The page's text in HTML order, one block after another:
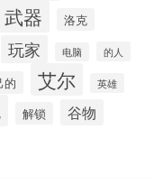
武器 洛克
玩家 电脑 的人
的 艾尔 英雄
解锁 谷物